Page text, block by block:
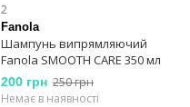
2
Fanola
Шампунь випрямляючий
Fanola SMOOTH CARE 350 мл
200 грн 250 грн
Немає в наявності